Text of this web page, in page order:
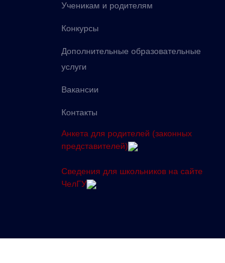
Ученикам и родителям
Конкурсы
Дополнительные образовательные
услуги
Вакансии
Контакты
Анкета для родителей (законных
представителей)
Сведения для школьников на сайте
ЧелГУ